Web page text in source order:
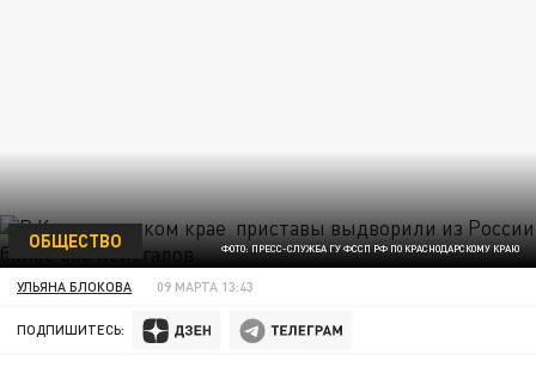
ФОТО: ПРЕСС-СЛУЖБА ГУ ФССП РФ ПО КРАСНОДАРСКОМУ КРАЮ
ОБЩЕСТВО
УЛЬЯНА БЛОКОВА 09 МАРТА 13:43
ПОДПИШИТЕСЬ: